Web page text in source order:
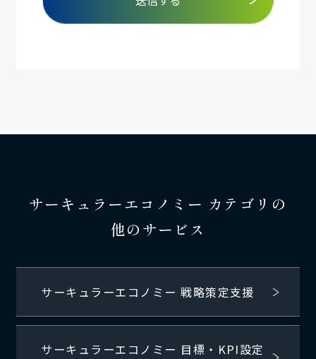
サーキュラーエコノミー カテゴリの
他のサービス
サーキュラーエコノミー 戦略策定支援
サーキュラーエコノミー 目標・KPI設定